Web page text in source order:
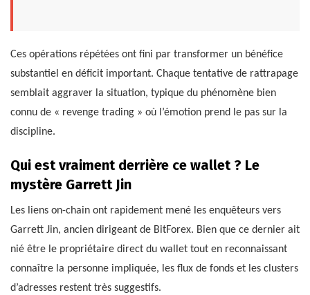
Ces opérations répétées ont fini par transformer un bénéfice
substantiel en déficit important. Chaque tentative de rattrapage
semblait aggraver la situation, typique du phénomène bien
connu de « revenge trading » où l’émotion prend le pas sur la
discipline.
Qui est vraiment derrière ce wallet ? Le
mystère Garrett Jin
Les liens on-chain ont rapidement mené les enquêteurs vers
Garrett Jin, ancien dirigeant de BitForex. Bien que ce dernier ait
nié être le propriétaire direct du wallet tout en reconnaissant
connaître la personne impliquée, les flux de fonds et les clusters
d’adresses restent très suggestifs.